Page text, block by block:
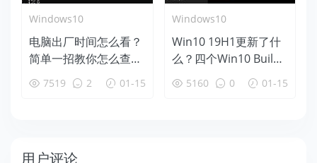
Windows10
电脑出厂时间怎么看？
简单一招教你怎么查看
电脑生产时间
7519 2 01-15
Windows10
Win10 19H1更新了什
么？四个Win10 Build
18312新特性盘点
5160 0 01-15
用户评论